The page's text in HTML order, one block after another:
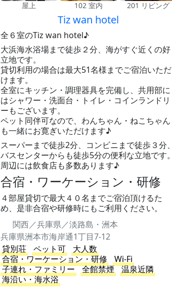
屋上 102 室内 201 リビング
Tiz wan hotel
全６室のTiz wan hotel♪
大浜海水浴場まで徒歩２分、海がすぐ近くの好
立地です。
貸切利用の場合は最大51名様までご宿泊いただ
けます。
全室にキッチン・調理器具を完備し、共用部に
はシャワー・洗面台・トイレ・コインランドリ
ーもございます。
ペット同伴可なので、わんちゃん・ねこちゃん
も一緒にお寛ぎいただけます♪
スーパーまで徒歩2分、コンビニまで徒歩３分、
バスセンターからも徒歩5分の便利な立地です。
周辺には飲食店も多数あります♪
合宿・ワーケーション・研修
４部屋貸切で最大４０名までご宿泊頂けるた
め、是非合宿や研修時にもご利用ください。
関西／兵庫県／淡路島・洲本
兵庫県洲本市海岸通1丁目7-12
貸別荘
ペット可
大人数
合宿・ワーケーション・研修
Wi-Fi
子連れ・ファミリー
全館禁煙
温泉近隣
海沿い・海水浴